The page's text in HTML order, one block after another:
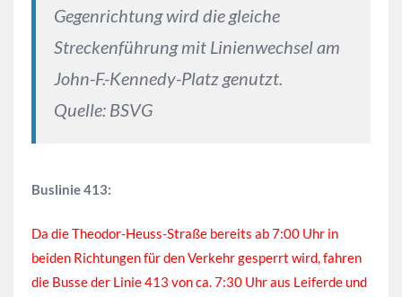
Gegenrichtung wird die gleiche
Streckenführung mit Linienwechsel am
John-F.-Kennedy-Platz genutzt.
Quelle: BSVG
Buslinie 413:
Da die Theodor-Heuss-Straße bereits ab 7:00 Uhr in
beiden Richtungen für den Verkehr gesperrt wird, fahren
die Busse der Linie 413 von ca. 7:30 Uhr aus Leiferde und